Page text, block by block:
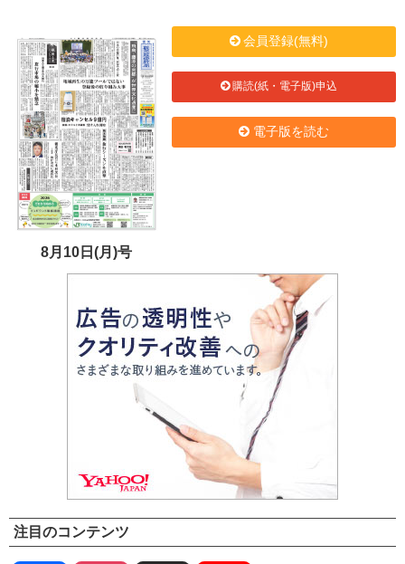
8月10日(月)号
会員登録(無料)
購読(紙・電子版)申込
電子版を読む
注目のコンテンツ